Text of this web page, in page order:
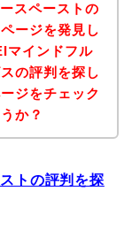
スペーストの
ージを発見し
マインドフル
の評判を探し
ジをチェック
か？
トの評判を探